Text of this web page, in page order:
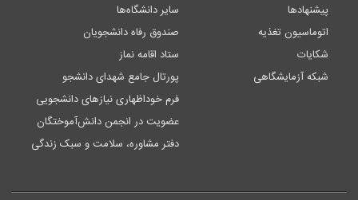
پیشنهادها
اتوماسیون تغذیه
شکایات
شبکه آزمایشگاهی
سایر دانشگاه‌ها
صندوق رفاه دانشجویان
ستاد اقامه نماز
پورتال جامع شهدای دانشجو
فرم خوداظهاری نیازهای دانشجویی
عضویت در انجمن دانش‌آموختگان
دفتر مشاوره، سلامت و سبک زندگی